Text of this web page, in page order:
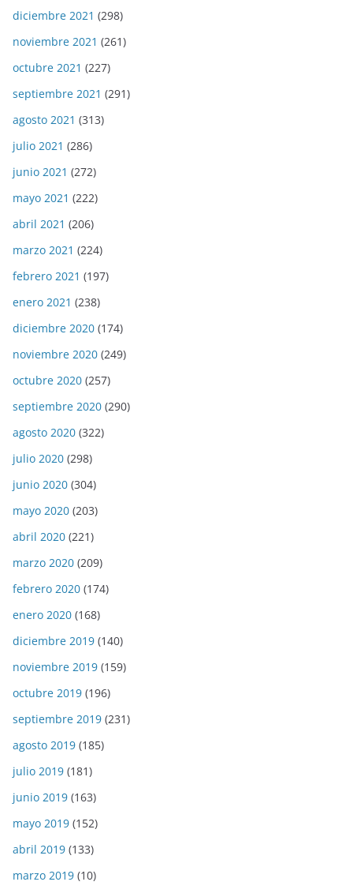
diciembre 2021 (298)
noviembre 2021 (261)
octubre 2021 (227)
septiembre 2021 (291)
agosto 2021 (313)
julio 2021 (286)
junio 2021 (272)
mayo 2021 (222)
abril 2021 (206)
marzo 2021 (224)
febrero 2021 (197)
enero 2021 (238)
diciembre 2020 (174)
noviembre 2020 (249)
octubre 2020 (257)
septiembre 2020 (290)
agosto 2020 (322)
julio 2020 (298)
junio 2020 (304)
mayo 2020 (203)
abril 2020 (221)
marzo 2020 (209)
febrero 2020 (174)
enero 2020 (168)
diciembre 2019 (140)
noviembre 2019 (159)
octubre 2019 (196)
septiembre 2019 (231)
agosto 2019 (185)
julio 2019 (181)
junio 2019 (163)
mayo 2019 (152)
abril 2019 (133)
marzo 2019 (10)